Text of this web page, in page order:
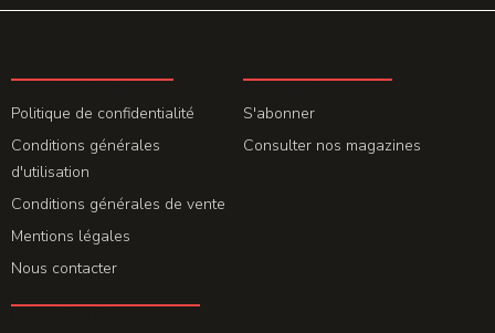
Politique de confidentialité
Conditions générales
d'utilisation
Conditions générales de vente
Mentions légales
Nous contacter
S'abonner
Consulter nos magazines